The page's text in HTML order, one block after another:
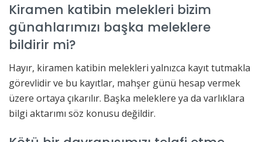
Kiramen katibin melekleri bizim
günahlarımızı başka meleklere
bildirir mi?
Hayır, kiramen katibin melekleri yalnızca kayıt tutmakla
görevlidir ve bu kayıtlar, mahşer günü hesap vermek
üzere ortaya çıkarılır. Başka meleklere ya da varlıklara
bilgi aktarımı söz konusu değildir.